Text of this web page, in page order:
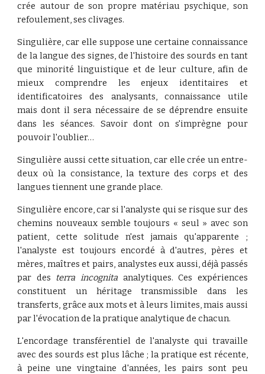
crée autour de son propre matériau psychique, son
refoulement, ses clivages.
Singulière, car elle suppose une certaine connaissance
de la langue des signes, de l'histoire des sourds en tant
que minorité linguistique et de leur culture, afin de
mieux comprendre les enjeux identitaires et
identificatoires des analysants, connaissance utile
mais dont il sera nécessaire de se déprendre ensuite
dans les séances. Savoir dont on s'imprègne pour
pouvoir l'oublier…
Singulière aussi cette situation, car elle crée un entre-
deux où la consistance, la texture des corps et des
langues tiennent une grande place.
Singulière encore, car si l'analyste qui se risque sur des
chemins nouveaux semble toujours « seul » avec son
patient, cette solitude n'est jamais qu'apparente ;
l'analyste est toujours encordé à d'autres, pères et
mères, maîtres et pairs, analystes eux aussi, déjà passés
par des terra incognita analytiques. Ces expériences
constituent un héritage transmissible dans les
transferts, grâce aux mots et à leurs limites, mais aussi
par l'évocation de la pratique analytique de chacun.
L'encordage transférentiel de l'analyste qui travaille
avec des sourds est plus lâche ; la pratique est récente,
à peine une vingtaine d'années, les pairs sont peu